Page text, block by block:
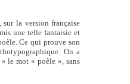
sur la version française
une telle fantaisie et
Ce qui prouve son
On a
le mot « poêle », sans